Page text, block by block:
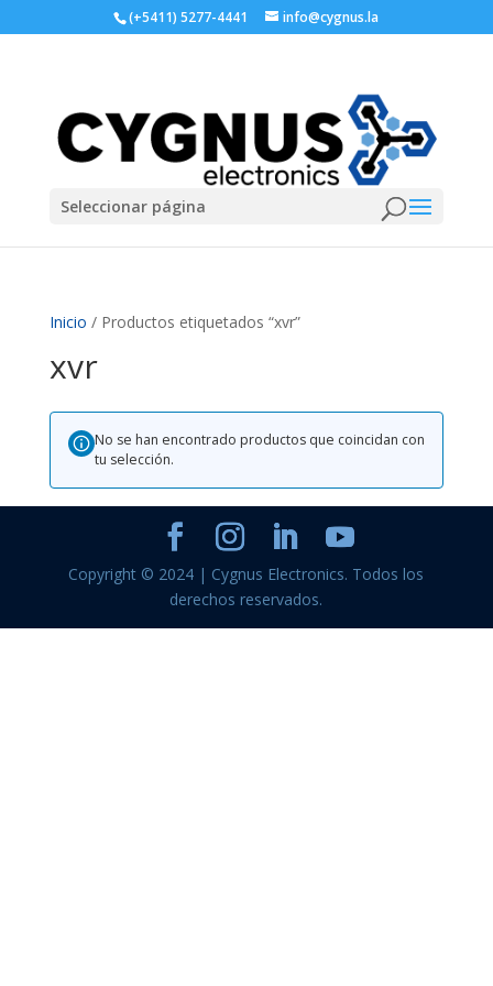
(+5411) 5277-4441 info@cygnus.la
Seleccionar página
Inicio / Productos etiquetados “xvr”
xvr
No se han encontrado productos que coincidan con
tu selección.
Copyright © 2024 | Cygnus Electronics. Todos los
derechos reservados.